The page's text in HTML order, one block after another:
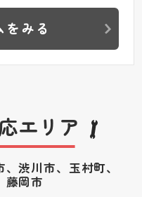
みる
エリア
渋川市、 玉村町、
藤岡市